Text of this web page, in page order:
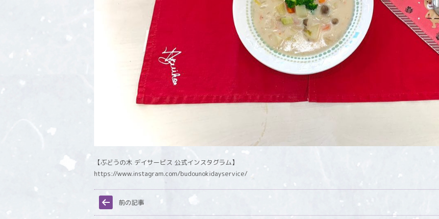
【ぶどうの木 デイサービス 公式インスタグラム】
https://www.instagram.com/budounokidayservice/
前の記事